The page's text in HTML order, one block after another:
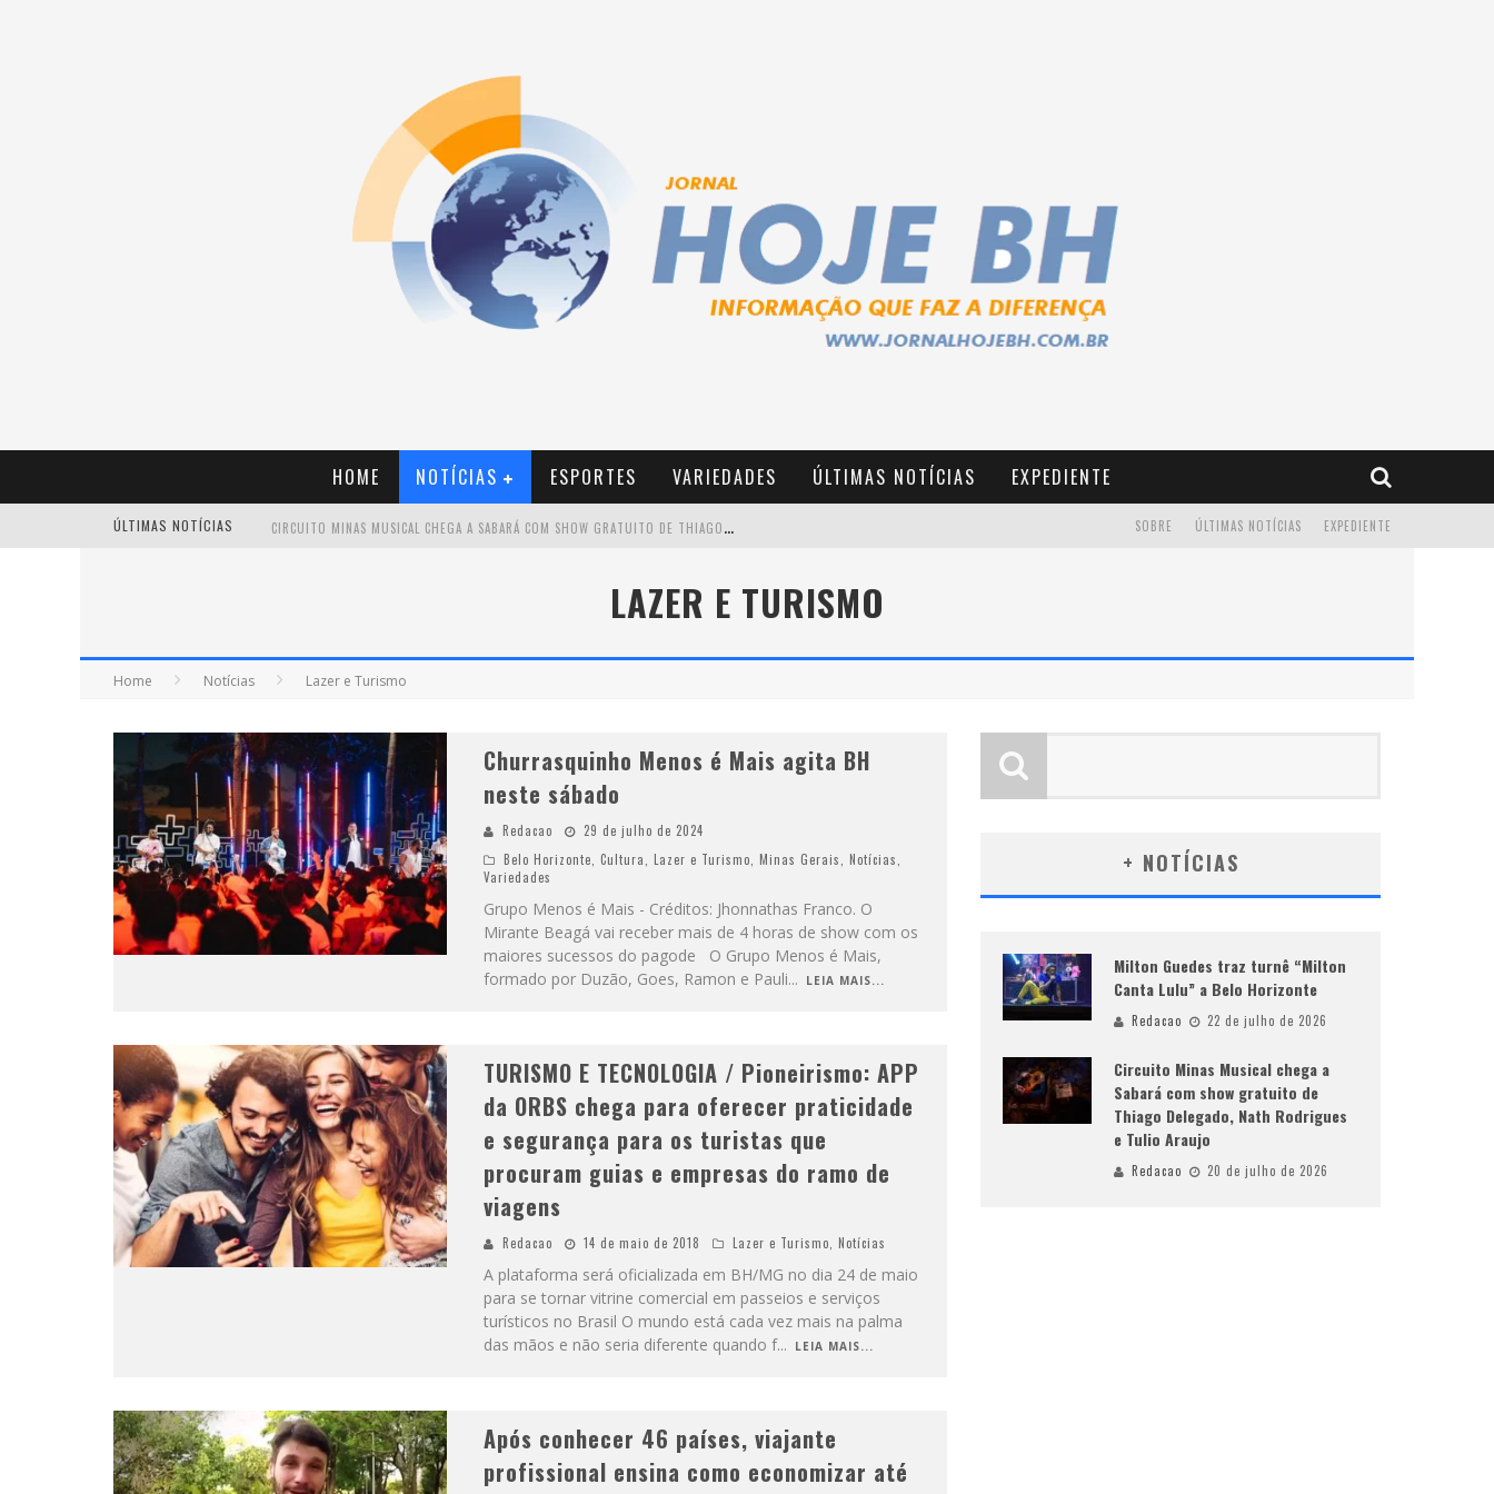
HOME NOTÍCIAS ESPORTES VARIEDADES ÚLTIMAS NOTÍCIAS EXPEDIENTE
ÚLTIMAS NOTÍCIAS C
IRCUITO MINAS MUSICAL CHEGA A SABARÁ COM SHOW GRATUITO DE THIAGO DELEGADO, NATH RODRIGUES E TULIO ARAUJO
S
IMONE CELEBRA A FORÇA FEMININA E SUA TRAJETÓRIA HISTÓRICA NA MPB EM NOVO SHOW “QUE MULHER É ESSA!?” EM BELO HORIZONTE
EXPEDIENTE
ÚLTIMAS NOTÍCIAS
SOBRE
LAZER E TURISMO
Home Notícias Lazer e Turismo
Churrasquinho Menos é Mais agita BH
neste sábado
Redacao
29 de julho de 2024
Belo Horizonte Cultura Lazer e Turismo Minas Gerais Notícias
Variedades
Grupo Menos é Mais - Créditos: Jhonnathas Franco. O
Mirante Beagá vai receber mais de 4 horas de show com os
maiores sucessos do pagode O Grupo Menos é Mais,
formado por Duzão, Goes, Ramon e Pauli... LEIA MAIS...
TURISMO E TECNOLOGIA / Pioneirismo: APP
da ORBS chega para oferecer praticidade
e segurança para os turistas que
procuram guias e empresas do ramo de
viagens
Redacao 14 de maio de 2018 Lazer e Turismo Notícias
A plataforma será oficializada em BH/MG no dia 24 de maio
para se tornar vitrine comercial em passeios e serviços
turísticos no Brasil O mundo está cada vez mais na palma
das mãos e não seria diferente quando f... LEIA MAIS...
Após conhecer 46 países, viajante
profissional ensina como economizar até
+ NOTÍCIAS
Milton Guedes traz turnê “Milton
Canta Lulu” a Belo Horizonte
Redacao 22 de julho de 2026
Circuito Minas Musical chega a
Sabará com show gratuito de
Thiago Delegado, Nath Rodrigues
e Tulio Araujo
Redacao 20 de julho de 2026